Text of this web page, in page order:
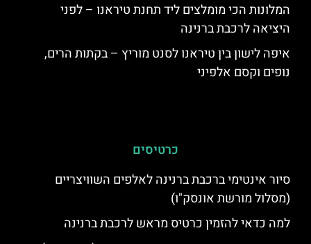
המלונות הכי מומלצים ליד תחנת טיראנו – לפני
היציאה לרכבת ברנינה
איפה לישון בין טיראנו לסנט מוריץ – בקתות הרים,
נופים וקסם אלפיני
כרטיסים
סיור אינטימי ברכבת ברנינה לאלפים השוויצריים
(מסלול מורשת אונסק"ו)
למה כדאי להזמין כרטיס מראש לרכבת ברנינה